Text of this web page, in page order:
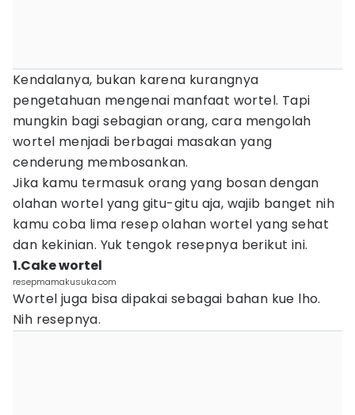
Kendalanya, bukan karena kurangnya
pengetahuan mengenai manfaat wortel. Tapi
mungkin bagi sebagian orang, cara mengolah
wortel menjadi berbagai masakan yang
cenderung membosankan.
Jika kamu termasuk orang yang bosan dengan
olahan wortel yang gitu-gitu aja, wajib banget nih
kamu coba lima resep olahan wortel yang sehat
dan kekinian. Yuk tengok resepnya berikut ini.
1.Cake wortel
resepmamakusuka.com
Wortel juga bisa dipakai sebagai bahan kue lho.
Nih resepnya.